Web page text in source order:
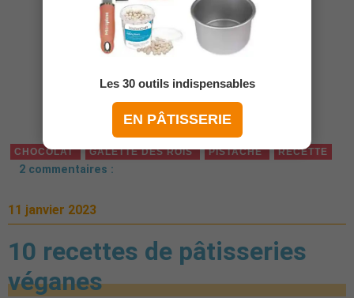
CHOCOLAT GALETTE DES ROIS PISTACHE RECETTE
2 commentaires :
11 janvier 2023
10 recettes de pâtisseries
véganes
Les 30 outils indispensables
EN PÂTISSERIE